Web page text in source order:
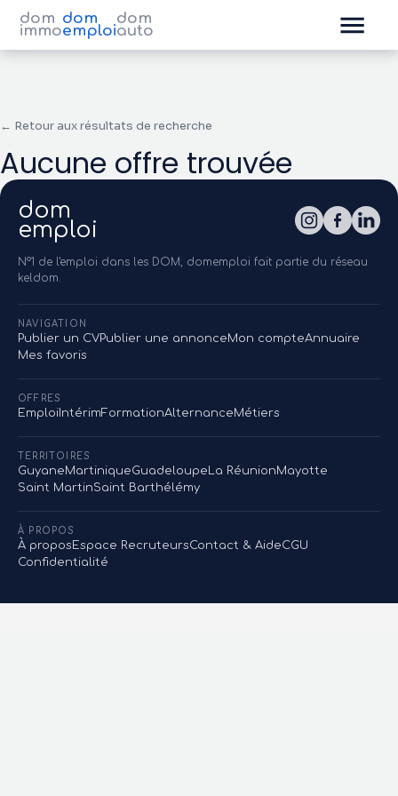
dom
immo
dom
emploi
dom
auto
← Retour aux résultats de recherche
Aucune offre trouvée
dom
emploi
N°1 de l'emploi dans les DOM, domemploi fait partie du réseau
keldom.
NAVIGATION
Publier un CVPublier une annonceMon compteAnnuaire
Mes favoris
OFFRES
EmploiIntérimFormationAlternanceMétiers
TERRITOIRES
GuyaneMartiniqueGuadeloupe La RéunionMayotte
Saint MartinSaint Barthélémy
À PROPOS
À propos Espace RecruteursContact & AideCGU
Confidentialité